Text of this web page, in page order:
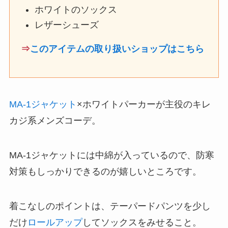
ホワイトのソックス
レザーシューズ
⇒このアイテムの取り扱いショップはこちら
MA-1ジャケット ×ホワイトパーカーが主役のキレ
カジ系メンズコーデ。
MA-1ジャケットには中綿が入っているので、防寒
対策もしっかりできるのが嬉しいところです。
着こなしのポイントは、テーパードパンツを少し
だけ ロールアップしてソックスをみせること。